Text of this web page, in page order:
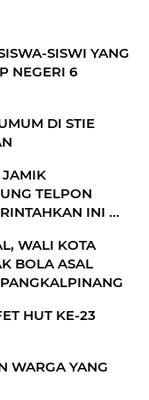
SISWI YANG
NEGERI 6
DI STIE
JAMIK
TELPON
INI ...
WALI KOTA
BOLA ASAL
HUT KE-23
WARGA YANG